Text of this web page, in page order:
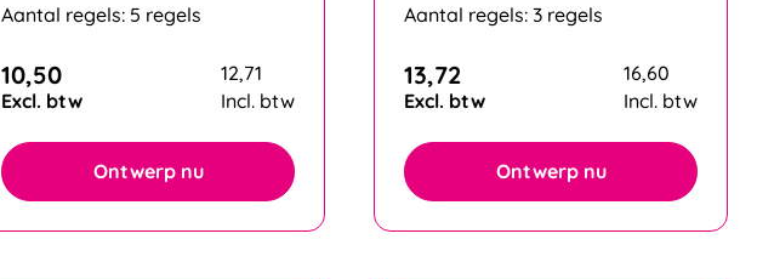
Aantal regels: 5 regels
10,50
Excl. btw
12,71
Incl. btw
Ontwerp nu
Aantal regels: 3 regels
13,72
Excl. btw
16,60
Incl. btw
Ontwerp nu